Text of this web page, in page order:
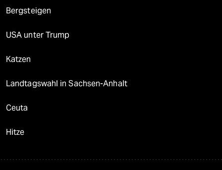
Bergsteigen
USA unter Trump
Katzen
Landtagswahl in Sachsen-Anhalt
Ceuta
Hitze